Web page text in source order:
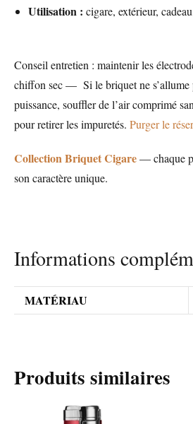
Utilisation : cigare, extérieur,
Conseil entretien : maintenir les
chiffon sec — Si le briquet ne s’allume
puissance, souffler de l’air comprimé
pour retirer les impuretés. Purger le
Collection Briquet Cigare— chaque
son caractère unique.
Informations
MATÉRIAU
Produits similaires